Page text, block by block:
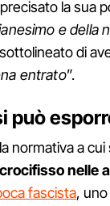
la sua
e della
di
entrato”.
può
normativa a
nelle
fascista,